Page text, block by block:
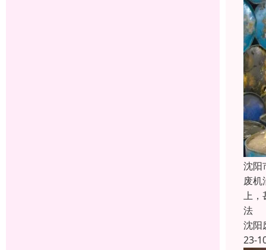
沈阳
废机
上，
法
沈阳
23-